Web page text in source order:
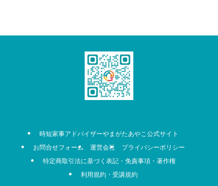
時短家事アドバイザーやまがたあやこ公式サイト
お問合せフォーム
運営会社
プライバシーポリシー
特定商取引法に基づく表記・免責事項・著作権
利用規約・受講規約